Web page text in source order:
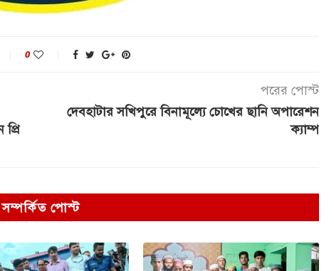
0
প্রি
পরের পোস্ট
দেবহাটার সখিপুরে বিনামূল্যে চোখের ছানি অপারেশন
ক্যাম্প
সম্পর্কিত পোস্ট